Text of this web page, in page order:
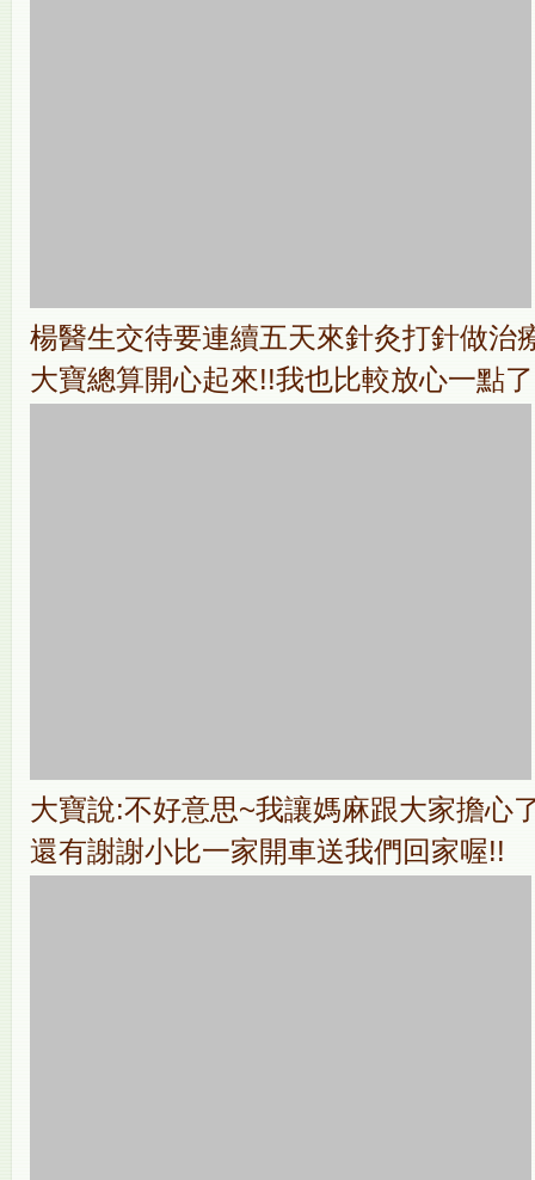
楊醫生交待要連續五天來針灸打針做治
大寶總算開心起來!!我也比較放心一點
大寶說:不好意思~我讓媽麻跟大家擔心
還有謝謝小比一家開車送我們回家喔!!